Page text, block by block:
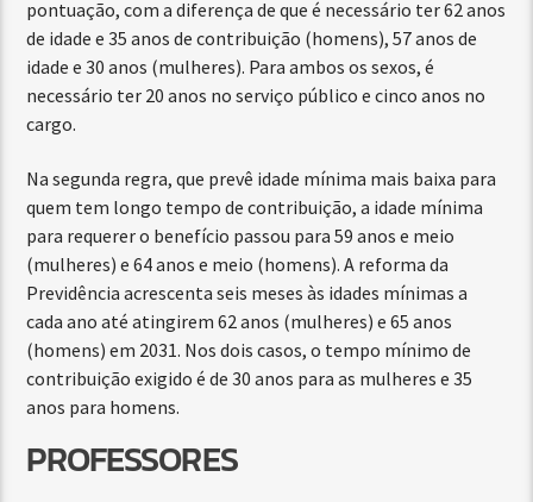
pontuação, com a diferença de que é necessário ter 62 anos
de idade e 35 anos de contribuição (homens), 57 anos de
idade e 30 anos (mulheres). Para ambos os sexos, é
necessário ter 20 anos no serviço público e cinco anos no
cargo.
Na segunda regra, que prevê idade mínima mais baixa para
quem tem longo tempo de contribuição, a idade mínima
para requerer o benefício passou para 59 anos e meio
(mulheres) e 64 anos e meio (homens). A reforma da
Previdência acrescenta seis meses às idades mínimas a
cada ano até atingirem 62 anos (mulheres) e 65 anos
(homens) em 2031. Nos dois casos, o tempo mínimo de
contribuição exigido é de 30 anos para as mulheres e 35
anos para homens.
PROFESSORES